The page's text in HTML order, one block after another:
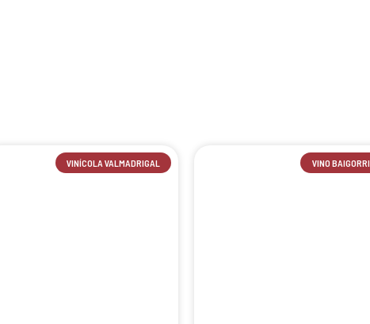
VINÍCOLA VALMADRIGAL VINO BAIGORRI